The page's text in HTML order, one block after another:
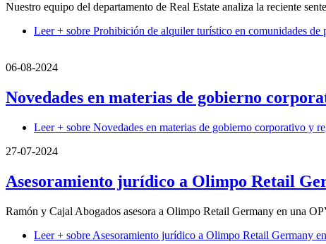
Nuestro equipo del departamento de Real Estate analiza la reciente
Leer + sobre Prohibición de alquiler turístico en comunidades de
06-08-2024
Novedades en materias de gobierno
Leer + sobre Novedades en materias de gobierno corporativo y
27-07-2024
Asesoramiento jurídico a Olimpo Retail
Ramón y Cajal Abogados asesora a Olimpo Retail Germany en una
Leer + sobre Asesoramiento jurídico a Olimpo Retail Germany